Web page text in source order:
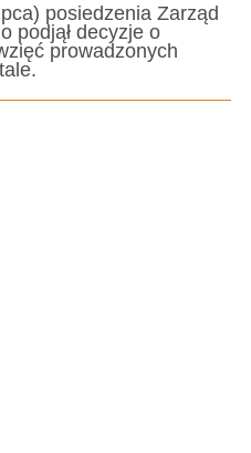
posiedzenia Zarząd
podjął decyzje o
prowadzonych